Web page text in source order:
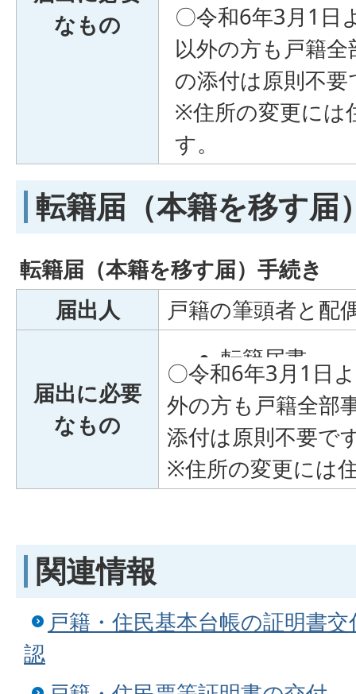
なもの
〇令和6年3月1日
以外の方も戸籍
の添付は原則不要
※住所の変更には
す。
転籍届（本籍を移す届
転籍届（本籍を移す届）手続き
届出人
戸籍の筆頭者と配
届出に必要
なもの
転籍届書
〇令和6年3月1日
外の方も戸籍全部
添付は原則不要で
※住所の変更には
関連情報
戸籍・住民基本台帳の証明書
認